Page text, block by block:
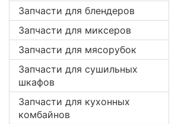
Запчасти для блендеров
Запчасти для миксеров
Запчасти для мясорубок
Запчасти для сушильных
шкафов
Запчасти для кухонных
комбайнов